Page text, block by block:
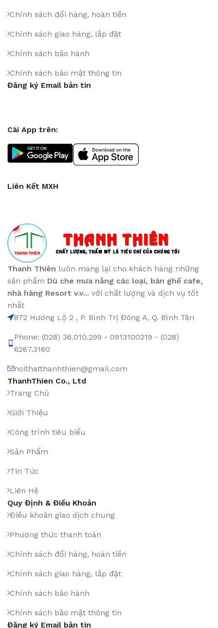
Chính sách đổi hàng, hoàn tiền
Chính sách giao hàng, lắp đặt
Chính sách bảo hành
Chính sách bảo mật thông tin
Đăng ký Email bản tin
Cài App trên:
Liên Kết MXH
Thanh Thiên luôn mang lại cho khách hàng những
sản phẩm Dù che mưa nắng các loại, bàn ghế cafe,
nhà hàng Resort v.v... với chất lượng và dịch vụ tốt
nhất
872 Hương Lộ 2 , P. Bình Trị Đông A, Q. Bình Tân
Phone: (028) 36.010.299 - 0913100219 - (028)
6267.3160
noithatthanhthien@gmail.com
ThanhThien Co., Ltd
Trang Chủ
Giới Thiệu
Công trình tiêu biểu
Sản Phẩm
Tin Tức
Liên Hệ
Quy Định & Điều Khoản
Điều khoản giao dịch chung
Phương thức thanh toán
Chính sách đổi hàng, hoàn tiền
Chính sách giao hàng, lắp đặt
Chính sách bảo hành
Chính sách bảo mật thông tin
Đăng ký Email bản tin